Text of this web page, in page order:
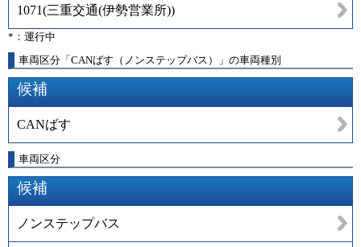
1071(三重交通(伊勢営業所))
*：運行中
車両区分「CANばす（ノンステップバス）」の車両種別
候補
CANばす
車両区分
候補
ノンステップバス